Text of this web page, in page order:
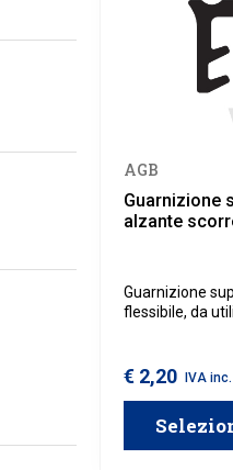
AGB
Guarnizione
alzante
Guarnizione
flessibile, da
€ 2,20 IVA inc.